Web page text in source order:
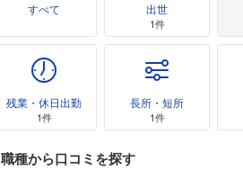
すべて 出世
1件
残業・休日出勤
1件
長所・短所
1件
職種から口コミを探す